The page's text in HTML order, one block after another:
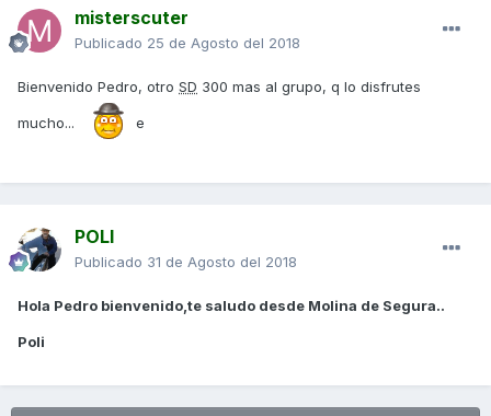
misterscuter
Publicado 25 de Agosto del 2018
Bienvenido Pedro, otro SD 300 mas al grupo, q lo disfrutes
mucho... e
POLI
Publicado 31 de Agosto del 2018
Hola Pedro bienvenido,te saludo desde Molina de Segura..
Poli